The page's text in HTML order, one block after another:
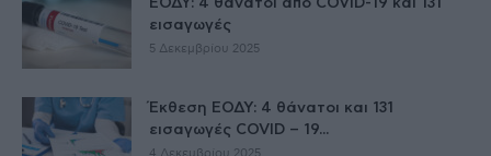
ΕΟΔΥ: 4 θάνατοι από COVID-19 και 131
εισαγωγές
5 Δεκεμβρίου 2025
Έκθεση ΕΟΔΥ: 4 θάνατοι και 131
εισαγωγές COVID – 19...
4 Δεκεμβρίου 2025